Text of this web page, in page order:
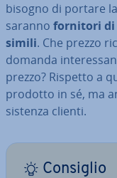
bisogno di portare
saranno fornitori di
simili. Che prezzo
domanda
prezzo? Rispetto a
prodotto in sé, ma
si­sten­za clienti.
Consiglio